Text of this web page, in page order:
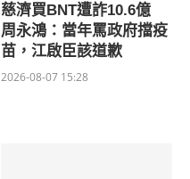
慈濟買BNT遭詐10.6億
周永鴻：當年罵政府擋疫
苗，江啟臣該道歉
2026-08-07 15:28